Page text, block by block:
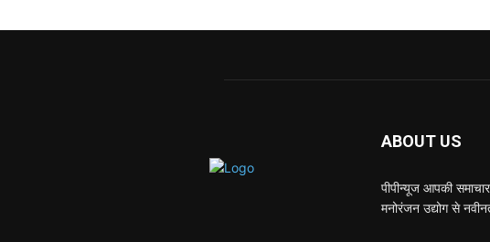
ABOUT US
पीपीन्यूज आपकी
मनोरंजन उद्योग से